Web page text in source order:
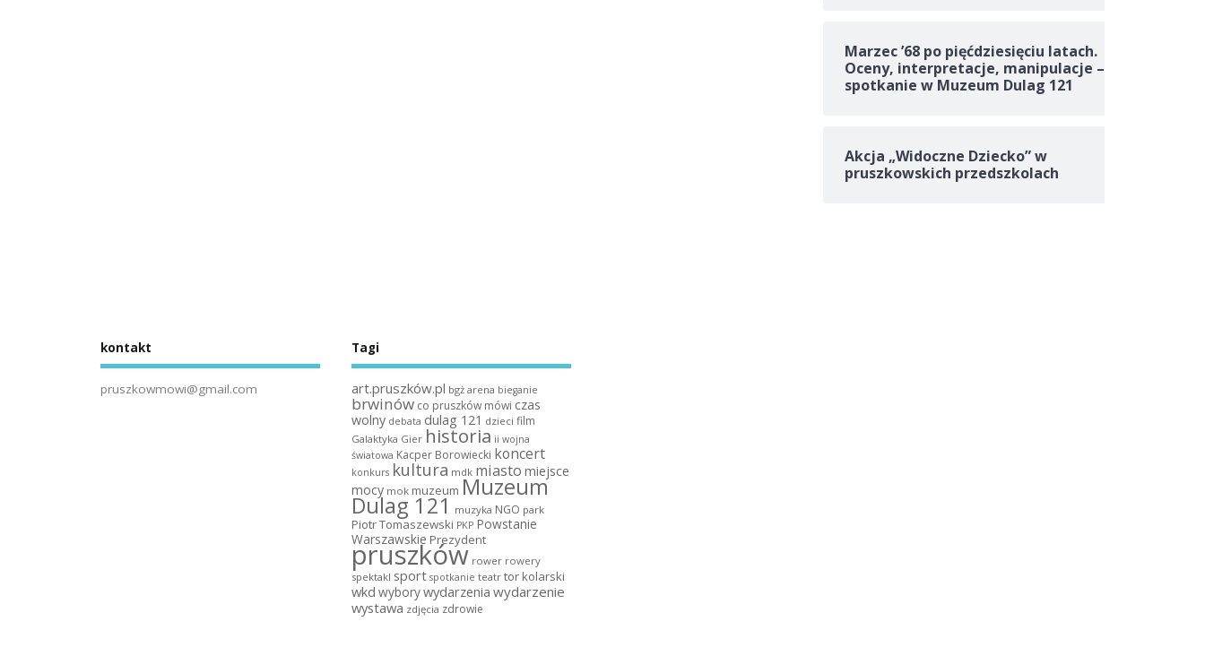
Marzec ’68 po pięćdziesięciu latach.
Oceny, interpretacje, manipulacje –
spotkanie w Muzeum Dulag 121
Akcja „Widoczne Dziecko” w
pruszkowskich przedszkolach
kontakt
pruszkowmowi@gmail.com
Tagi
art.pruszków.pl bgż arena bieganie
brwinów co pruszków mówi czas
wolny debata dulag 121 dzieci film
Galaktyka Gier historia ii wojna
światowa Kacper Borowiecki koncert
konkurs kultura mdk miasto miejsce
mocy mok muzeum Muzeum
Dulag 121 muzyka NGO park
Piotr Tomaszewski PKP Powstanie
Warszawskie Prezydent
pruszków rower rowery
spektakl sport spotkanie teatr tor kolarski
wkd wyborywydarzenia wydarzenie
wystawa zdjęcia zdrowie